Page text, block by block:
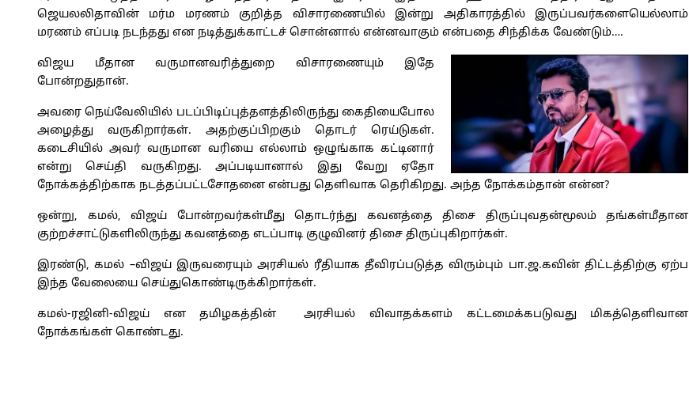
ஜெயலலிதாவின் மர்ம மரணம் குறித்த விசாரணையில் இன்று அதிகாரத்தில் இருப்பவர்களையெல்லாம்
மரணம் எப்படி நடந்தது என நடித்துக்காட்டச் சொன்னால் என்னவாகும் என்பதை சிந்திக்க வேண்டும்….
விஜய மீதான வருமானவரித்துறை விசாரணையும் இதே
போன்றதுதான்.
அவரை நெய்வேலியில் படப்பிடிப்புத்தளத்திலிருந்து கைதியைபோல
அழைத்து வருகிறார்கள். அதற்குப்பிறகும் தொடர் ரெய்டுகள்.
கடைசியில் அவர் வருமான வரியை எல்லாம் ஒழுங்காக கட்டினார்
என்று செய்தி வருகிறது. அப்படியானால் இது வேறு ஏதோ
நோக்கத்திற்காக நடத்தப்பட்டசோதனை என்பது தெளிவாக தெரிகிறது. அந்த நோக்கம்தான் என்ன?
ஒன்று, கமல், விஜய் போன்றவர்கள்மீது தொடர்ந்து கவனத்தை திசை திருப்புவதன்மூலம் தங்கள்மீதான
குற்றச்சாட்டுகளிலிருந்து கவனத்தை எடப்பாடி குழுவினர் திசை திருப்புகிறார்கள்.
இரண்டு, கமல் –விஜய் இருவரையும் அரசியல் ரீதியாக தீவிரப்படுத்த விரும்பும் பா.ஜ.கவின் திட்டத்திற்கு ஏற்ப
இந்த வேலையை செய்துகொண்டிருக்கிறார்கள்.
கமல்-ரஜினி-விஜய் என தமிழகத்தின் அரசியல் விவாதக்களம் கட்டமைக்கபடுவது மிகத்தெளிவான
நோக்கங்கள் கொண்டது.